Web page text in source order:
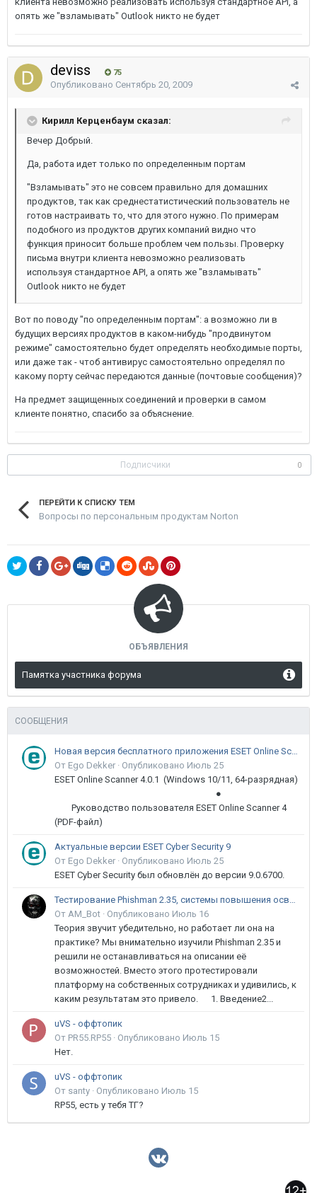
опять же "взламывать" Outlook никто не будет
deviss 75
Опубликовано Сентябрь 20, 2009
Кирилл Керценбаум сказал:
Вечер Добрый.
Да, работа идет только по определенным портам
"Взламывать" это не совсем правильно для домашних
продуктов, так как среднестатистический пользователь не
готов настраивать то, что для этого нужно. По примерам
подобного из продуктов других компаний видно что
функция приносит больше проблем чем пользы. Проверку
письма внутри клиента невозможно реализовать
используя стандартное API, а опять же "взламывать"
Outlook никто не будет
Вот по поводу "по определенным портам": а возможно ли в
будущих версиях продуктов в каком-нибудь "продвинутом
режиме" самостоятельно будет определять необходимые порты,
или даже так - чтоб антивирус самостоятельно определял по
какому порту сейчас передаются данные (почтовые сообщения)?
На предмет защищенных соединений и проверки в самом
клиенте понятно, спасибо за объяснение.
Подписчики 0
ПЕРЕЙТИ К СПИСКУ ТЕМ
Вопросы по персональным продуктам Norton
ОБЪЯВЛЕНИЯ
Памятка участника форума
СООБЩЕНИЯ
Новая версия бесплатного приложения ESET Online Scanner доступна пользователям
От Ego Dekker · Опубликовано Июль 25
ESET Online Scanner 4.0.1 (Windows 10/11, 64-разрядная)
●
Руководство пользователя ESET Online Scanner 4
(PDF-файл)
Актуальные версии ESET Cyber Security 9
От Ego Dekker · Опубликовано Июль 25
ESET Cyber Security был обновлён до версии 9.0.6700.
Тестирование Phishman 2.35, системы повышения осведомлённости пользователей в сфере ИБ
От AM_Bot · Опубликовано Июль 16
Теория звучит убедительно, но работает ли она на
практике? Мы внимательно изучили Phishman 2.35 и
решили не останавливаться на описании её
возможностей. Вместо этого протестировали
платформу на собственных сотрудниках и удивились, к
каким результатам это привело. 1. Введение2...
uVS - оффтопик
От PR55.RP55 · Опубликовано Июль 15
Нет.
uVS - оффтопик
От santy · Опубликовано Июль 15
RP55, есть у тебя ТГ?